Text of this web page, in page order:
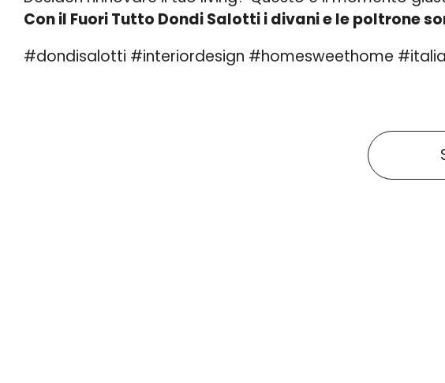
Con il Fuori Tutto Dondi Salotti i divani e le poltrone
#dondisalotti #interiordesign #homesweethome